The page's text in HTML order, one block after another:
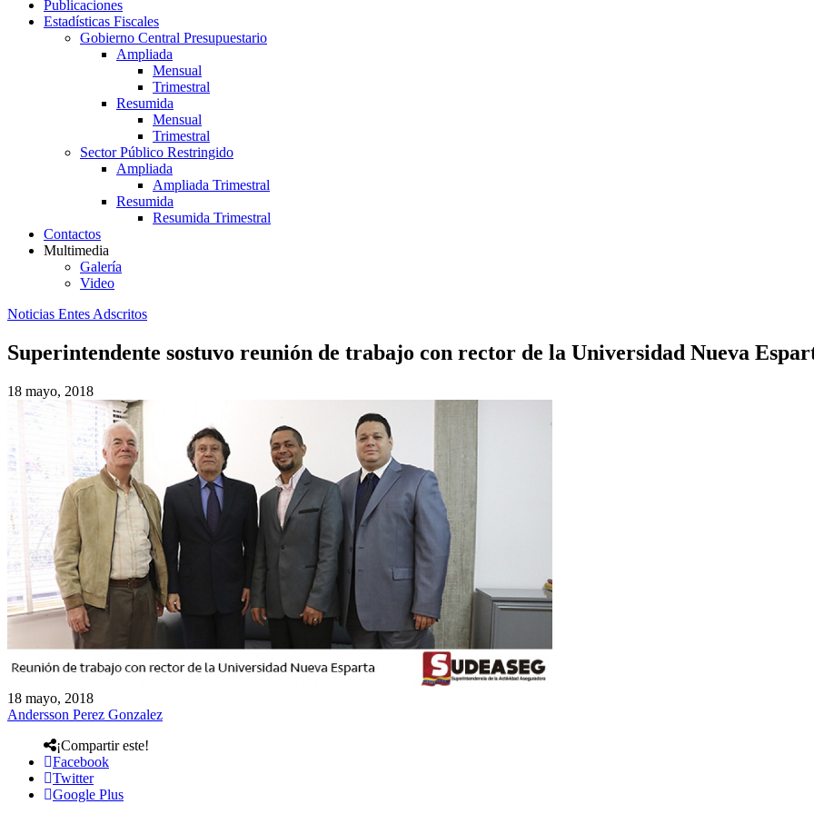
Publicaciones
Estadísticas Fiscales
Gobierno Central Presupuestario
Ampliada
Mensual
Trimestral
Resumida
Mensual
Trimestral
Sector Público Restringido
Ampliada
Ampliada Trimestral
Resumida
Resumida Trimestral
Contactos
Multimedia
Galería
Video
Noticias Entes Adscritos
Superintendente sostuvo reunión de trabajo con rector de la Universidad Nueva
18 mayo, 2018
18 mayo, 2018
Andersson Perez Gonzalez
¡Compartir este!
Facebook
Twitter
Google Plus